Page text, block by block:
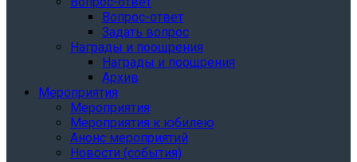
Вопрос-ответ
Задать вопрос
Награды и поощрения
Награды и поощрения
Архив
Мероприятия
Мероприятия
Мероприятия к юбилею
Анонс мероприятий
Новости (события)